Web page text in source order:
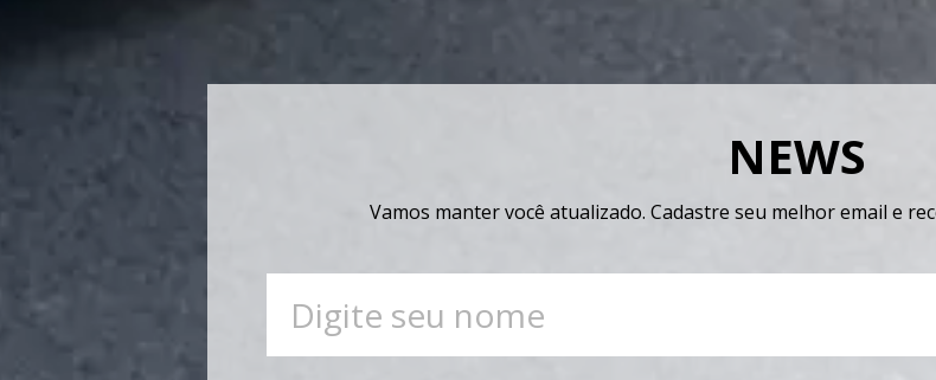
NEWS
Vamos manter você atualizado. Cadastre seu melhor email e